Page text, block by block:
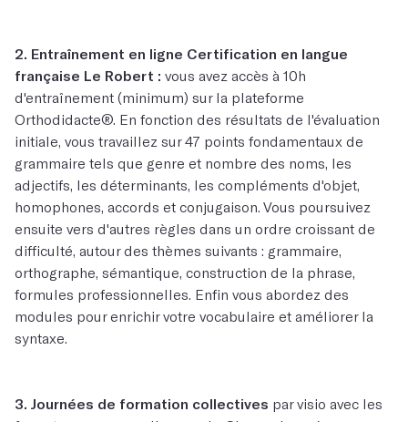
2. Entraînement en ligne Certification en langue
française Le Robert : vous avez accès à 10h
d'entraînement (minimum) sur la plateforme
Orthodidacte®. En fonction des résultats de l'évaluation
initiale, vous travaillez sur 47 points fondamentaux de
grammaire tels que genre et nombre des noms, les
adjectifs, les déterminants, les compléments d'objet,
homophones, accords et conjugaison. Vous poursuivez
ensuite vers d'autres règles dans un ordre croissant de
difficulté, autour des thèmes suivants : grammaire,
orthographe, sémantique, construction de la phrase,
formules professionnelles. Enfin vous abordez des
modules pour enrichir votre vocabulaire et améliorer la
syntaxe.
3. Journées de formation collectives par visio avec les